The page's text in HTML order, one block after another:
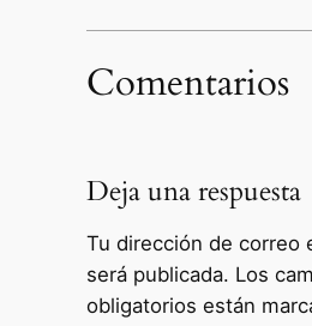
Comentarios
Deja una respuesta
Tu dirección de correo
será publicada. Los
obligatorios están